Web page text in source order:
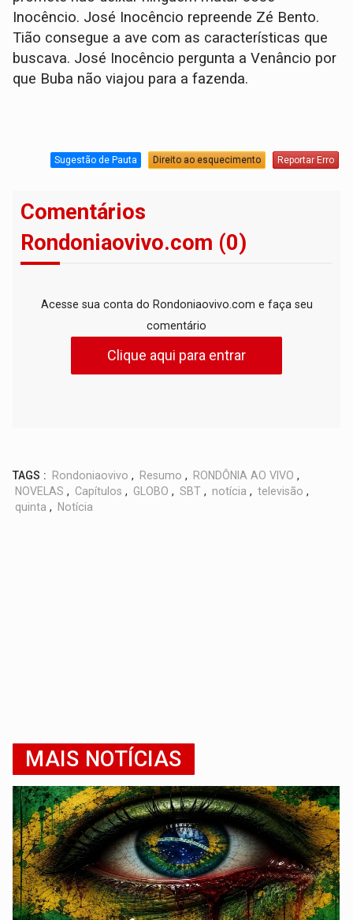
Inocêncio. José Inocêncio repreende Zé Bento.
Tião consegue a ave com as características que
buscava. José Inocêncio pergunta a Venâncio por
que Buba não viajou para a fazenda.
Sugestão de Pauta Direito ao esquecimento Reportar Erro
Comentários
Rondoniaovivo.com (0)
Acesse sua conta do Rondoniaovivo.com e faça seu
comentário
Clique aqui para entrar
TAGS : Rondoniaovivo , Resumo , RONDÔNIA AO VIVO ,
NOVELAS , Capítulos , GLOBO , SBT , notícia , televisão ,
quinta , Notícia
MAIS NOTÍCIAS